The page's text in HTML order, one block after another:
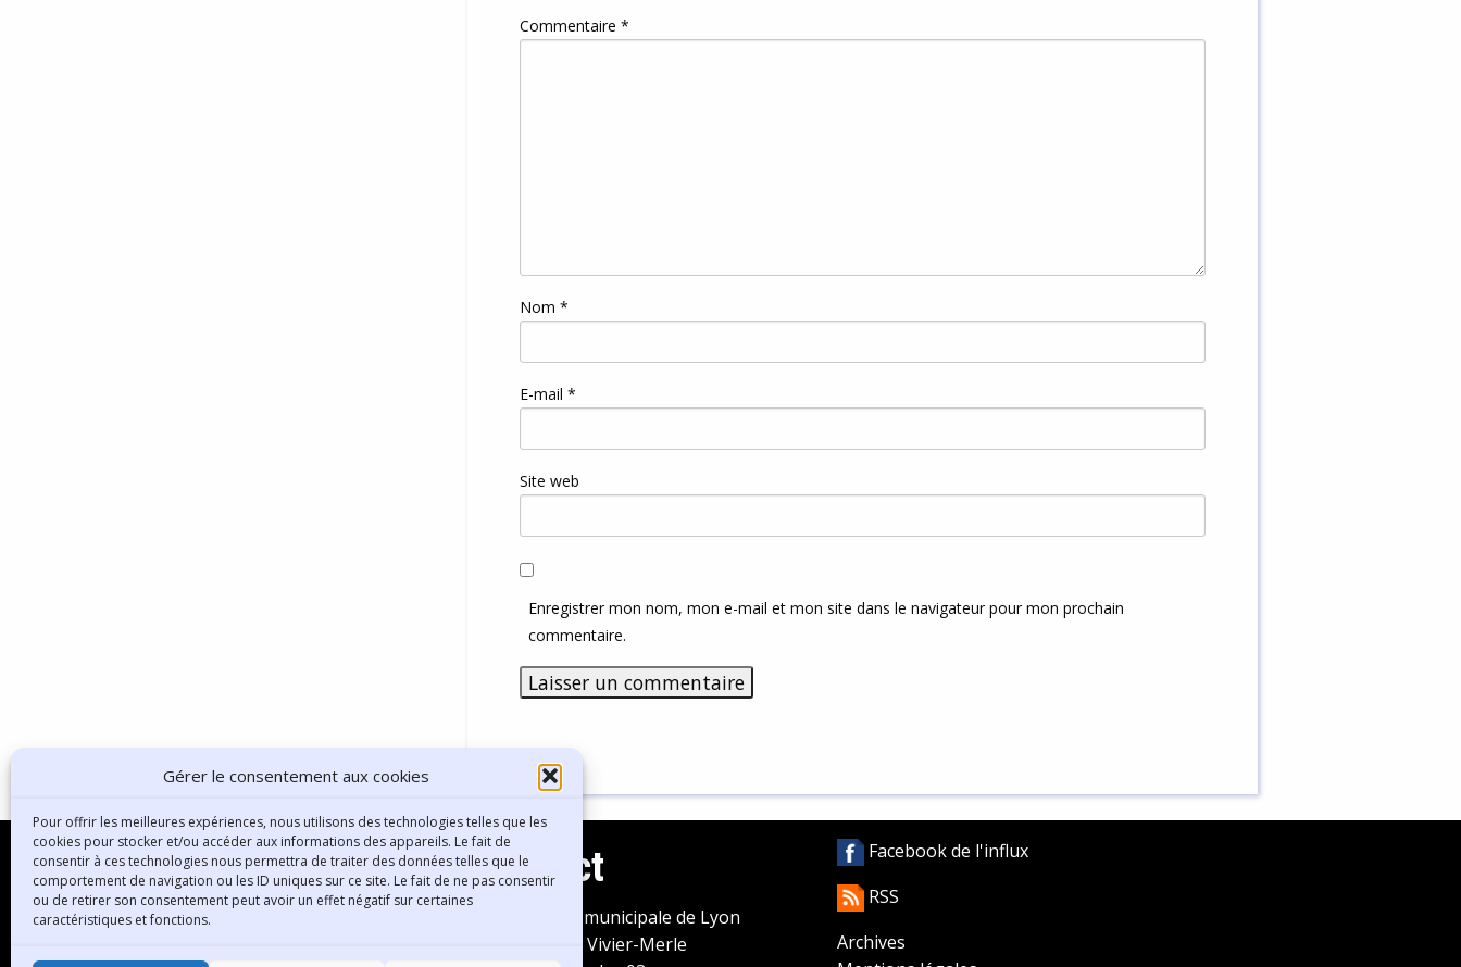
Gérer le consentement aux cookies
Pour offrir les meilleures expériences, nous utilisons des technologies telles que les
cookies pour stocker et/ou accéder aux informations des appareils. Le fait de
consentir à ces technologies nous permettra de traiter des données telles que le
comportement de navigation ou les ID uniques sur ce site. Le fait de ne pas consentir
ou de retirer son consentement peut avoir un effet négatif sur certaines
caractéristiques et fonctions.
Commentaire *
Nom *
E-mail *
Site web
Enregistrer mon nom, mon e-mail et mon site dans le navigateur pour mon prochain
commentaire.
Contact
Bibliothèque municipale de Lyon
30 Boulevard Vivier-Merle
Facebook de l'influx
RSS
Archives